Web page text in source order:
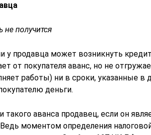
не получится
у продавца может возникнуть
от покупателя аванс, но не
работы) ни в сроки, указанные в
деньги.
такого аванса продавец, если он
моментом определения